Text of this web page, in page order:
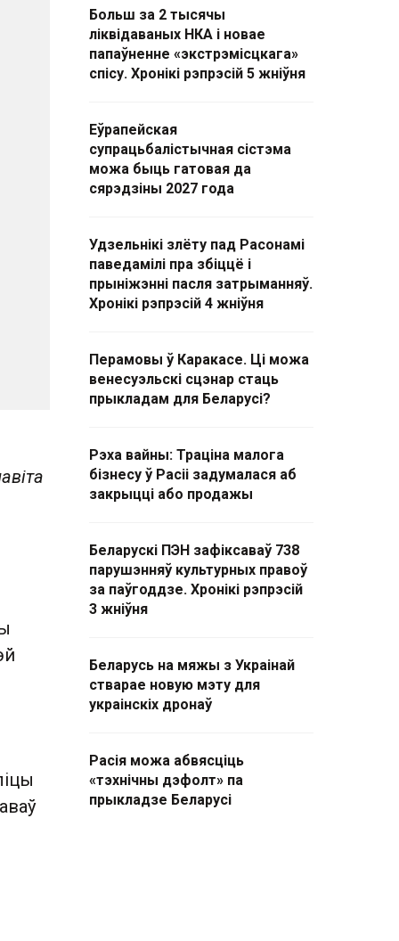
Больш за 2 тысячы
ліквідаваных НКА і новае
папаўненне «экстрэмісцкага»
спісу. Хронікі рэпрэсій 5 жніўня
Еўрапейская
супрацьбалістычная сістэма
можа быць гатовая да
сярэдзіны 2027 года
Удзельнікі злёту пад Расонамі
паведамілі пра збіццё і
прыніжэнні пасля затрыманняў.
Хронікі рэпрэсій 4 жніўня
Перамовы ў Каракасе. Ці можа
венесуэльскі сцэнар стаць
прыкладам для Беларусі?
Рэха вайны: Траціна малога
бізнесу ў Расіі задумалася аб
закрыцці або продажы
Беларускі ПЭН зафіксаваў 738
парушэнняў культурных правоў
за паўгоддзе. Хронікі рэпрэсій
3 жніўня
Беларусь на мяжы з Украінай
стварае новую мэту для
украінскіх дронаў
Расія можа абвясціць
«тэхнічны дэфолт» па
прыкладзе Беларусі